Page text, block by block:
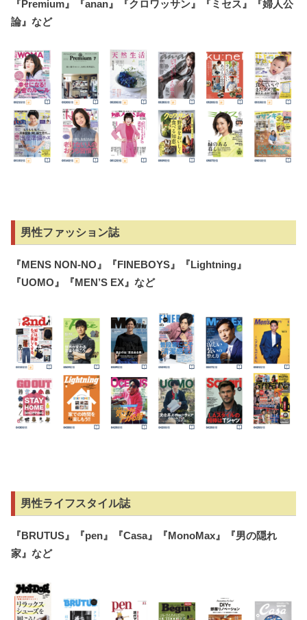
『Premium 』『anan 』『クロワッサン』『ミセス』『婦人公
論』など
男性ファッション誌
『MENS NON-NO 』『FINEBOYS 』『Lightning 』
『UOMO 』『MEN’S EX 』など
男性ライフスタイル誌
『BRUTUS 』『pen 』『Casa』『MonoMax 』『男の隠れ
家』など